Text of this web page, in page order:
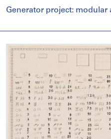
Generator project: modular